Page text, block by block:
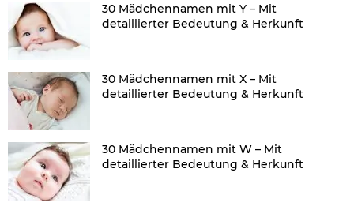
30 Mädchennamen mit Y – Mit
detaillierter Bedeutung & Herkunft
30 Mädchennamen mit X – Mit
detaillierter Bedeutung & Herkunft
30 Mädchennamen mit W – Mit
detaillierter Bedeutung & Herkunft